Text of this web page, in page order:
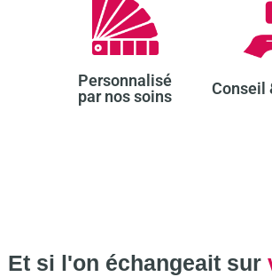
Personnalisé
par nos soins​
Conseil
Et si l'on échangeait sur